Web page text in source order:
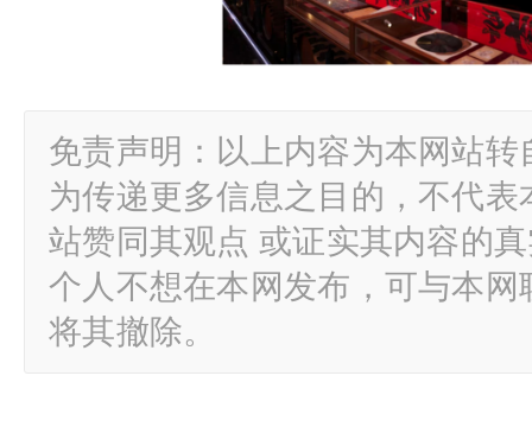
免责声明：以上内容为本网站
为传递更多信息之目的，不代
站赞同其观点 或证实其内容的
个人不想在本网发布，可与本
将其撤除。